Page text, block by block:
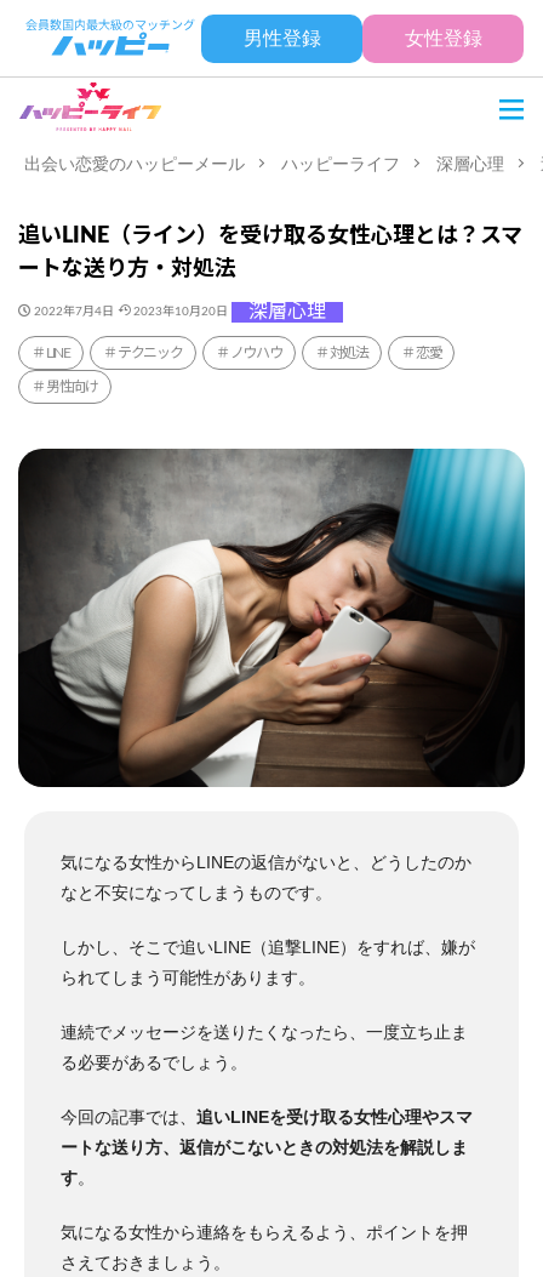
男性登録 女性登録
出会い恋愛のハッピーメール ハッピーライフ 深層心理
追いLINE（ライン）を受け取る女性心理とは？スマ
ートな送り方・対処法
2022年7月4日 2023年10月20日 深層心理
LINE テクニック ノウハウ 対処法 恋愛
男性向け
気になる女性からLINEの返信がないと、どうしたのか
なと不安になってしまうものです。
しかし、そこで追いLINE（追撃LINE）をすれば、嫌が
られてしまう可能性があります。
連続でメッセージを送りたくなったら、一度立ち止ま
る必要があるでしょう。
今回の記事では、 追いLINEを受け取る女性心理やスマ
ートな送り方、返信がこないときの対処法を解説しま
す。
気になる女性から連絡をもらえるよう、ポイントを押
さえておきましょう。